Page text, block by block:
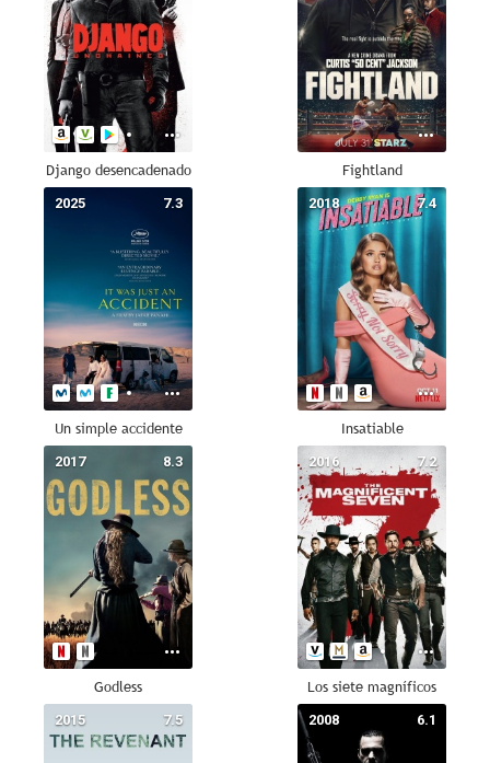
Django desencadenado Fightland
7.3
2025
Un simple accidente
7.4
2018
Insatiable
8.3
2017
Godless
7.2
2016
Los siete magníficos
7.5
2015 6.1
2008